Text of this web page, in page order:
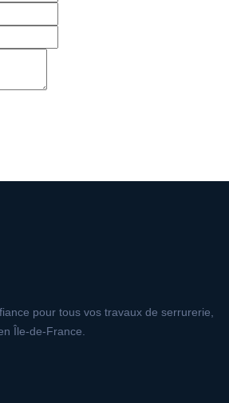
pour tous vos travaux de serrurerie,
Île-de-France.